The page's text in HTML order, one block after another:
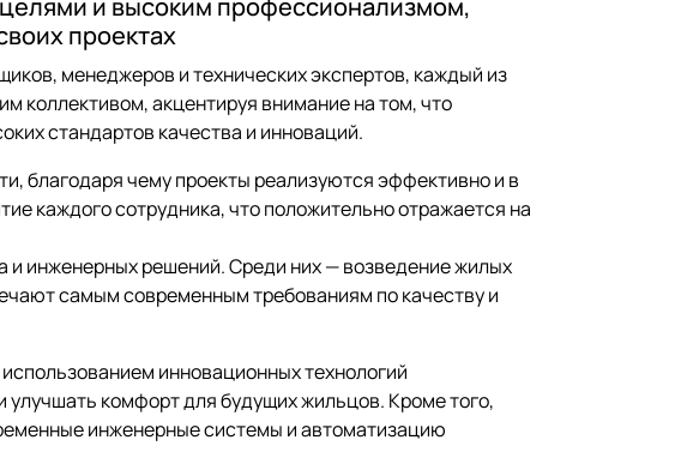
и высоким профессионализмом,
проектах
менеджеров и технических экспертов, каждый из
коллективом, акцентируя внимание на том, что
стандартов качества и инноваций.
благодаря чему проекты реализуются эффективно и в
каждого сотрудника, что положительно отражается на
и инженерных решений. Среди них — возведение жилых
самым современным требованиям по качеству и
инновационных технологий
комфорт для будущих жильцов. Кроме того,
инженерные системы и автоматизацию